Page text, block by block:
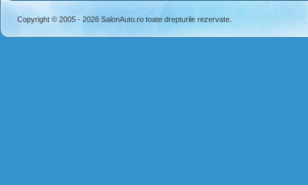
Copyright © 2005 - 2026 SalonAuto.ro toate drepturile rezervate.